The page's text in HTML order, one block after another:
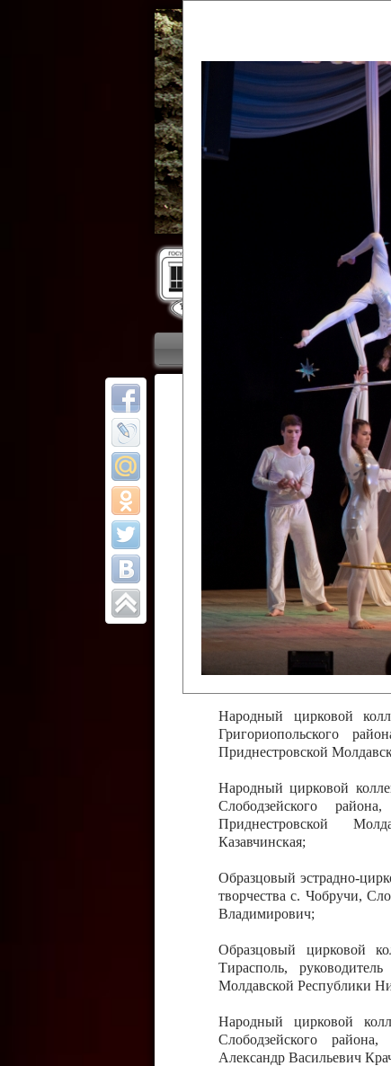
Приветствие
Финал
цирковых
Участники фестиваля:
Образцовый эстрадно-
Протягайловка, г. Бендеры
Народный цирковой
досуговый центр
культуры
Олег Степанович Райлян;
Народный цирковой
Григориопольского
Приднестровской
Народный цирковой
Слободзейского
Приднестровской
Казавчинская;
Образцовый эстрадно-
творчества с. Чобручи,
Владимирович;
Образцовый цирковой
Тирасполь,
Молдавской Республики
Народный цирковой
Слободзейского
Александр Васильевич